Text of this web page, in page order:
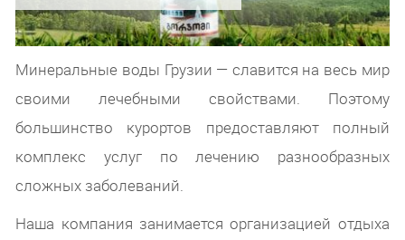
Минеральные воды Грузии — славится на весь мир
своими лечебными свойствами. Поэтому
большинство курортов предоставляют полный
комплекс услуг по лечению разнообразных
сложных заболеваний.
Наша компания занимается организацией отдыха